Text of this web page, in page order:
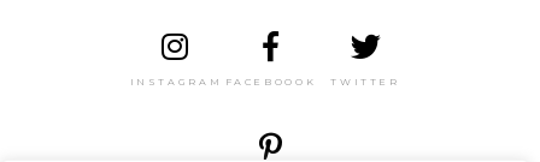
INSTAGRAM FACEBOOOK TWITTER